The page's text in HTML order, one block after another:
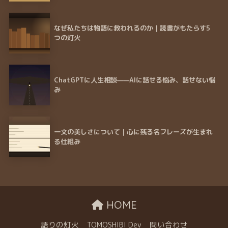
なぜ私たちは物語に救われるのか｜読書がもたらす5
つの灯火
ChatGPTに人生相談——AIに話せる悩み、話せない悩
み
一文の美しさについて｜心に残る名フレーズが生まれ
る仕組み
HOME
語りの灯火 TOMOSHIBI Dev 問い合わせ